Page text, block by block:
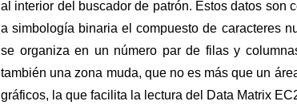
al interior del buscador de patrón. Estos datos son
a simbología binaria el compuesto de caracteres
se organiza en un número par de filas y
también una zona muda, que no es más que un
gráficos, la que facilita la lectura del Data Matrix